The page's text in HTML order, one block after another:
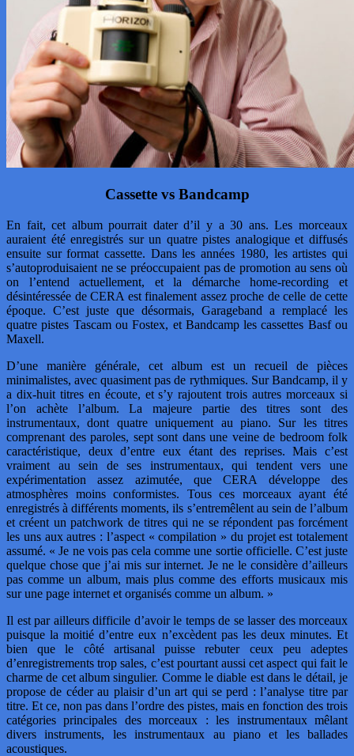
Cassette vs Bandcamp
En fait, cet album pourrait dater d’il y a 30 ans. Les morceaux
auraient été enregistrés sur un quatre pistes analogique et diffusés
ensuite sur format cassette. Dans les années 1980, les artistes qui
s’autoproduisaient ne se préoccupaient pas de promotion au sens où
on l’entend actuellement, et la démarche home-recording et
désintéressée de CERA est finalement assez proche de celle de cette
époque. C’est juste que désormais, Garageband a remplacé les
quatre pistes Tascam ou Fostex, et Bandcamp les cassettes Basf ou
Maxell.
D’une manière générale, cet album est un recueil de pièces
minimalistes, avec quasiment pas de rythmiques. Sur Bandcamp, il y
a dix-huit titres en écoute, et s’y rajoutent trois autres morceaux si
l’on achète l’album. La majeure partie des titres sont des
instrumentaux, dont quatre uniquement au piano. Sur les titres
comprenant des paroles, sept sont dans une veine de bedroom folk
caractéristique, deux d’entre eux étant des reprises. Mais c’est
vraiment au sein de ses instrumentaux, qui tendent vers une
expérimentation assez azimutée, que CERA développe des
atmosphères moins conformistes. Tous ces morceaux ayant été
enregistrés à différents moments, ils s’entremêlent au sein de l’album
et créent un patchwork de titres qui ne se répondent pas forcément
les uns aux autres : l’aspect « compilation » du projet est totalement
assumé. « Je ne vois pas cela comme une sortie officielle. C’est juste
quelque chose que j’ai mis sur internet. Je ne le considère d’ailleurs
pas comme un album, mais plus comme des efforts musicaux mis
sur une page internet et organisés comme un album. »
Il est par ailleurs difficile d’avoir le temps de se lasser des morceaux
puisque la moitié d’entre eux n’excèdent pas les deux minutes. Et
bien que le côté artisanal puisse rebuter ceux peu adeptes
d’enregistrements trop sales, c’est pourtant aussi cet aspect qui fait le
charme de cet album singulier. Comme le diable est dans le détail, je
propose de céder au plaisir d’un art qui se perd : l’analyse titre par
titre. Et ce, non pas dans l’ordre des pistes, mais en fonction des trois
catégories principales des morceaux : les instrumentaux mêlant
divers instruments, les instrumentaux au piano et les ballades
acoustiques.